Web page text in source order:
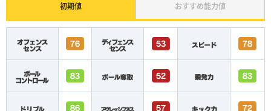
初期値 おすすめ能力値